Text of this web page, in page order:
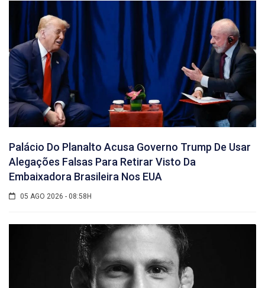
Palácio Do Planalto Acusa Governo Trump De Usar
Alegações Falsas Para Retirar Visto Da
Embaixadora Brasileira Nos EUA
05 AGO 2026 - 08:58H